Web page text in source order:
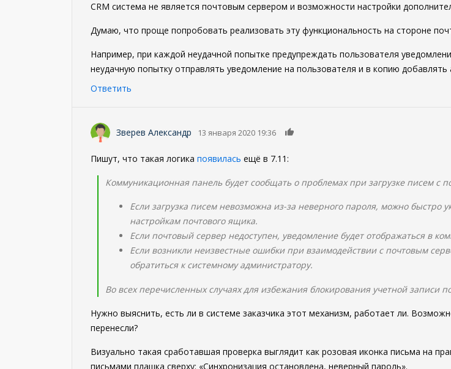
CRM система не является почтовым сервером и возможности настройки
Думаю, что проще попробовать реализовать эту функциональность на стороне
Например, при каждой неудачной попытке предупреждать пользователя
неудачную попытку отправлять уведомление на пользователя и в копию добавлять
Ответить
Зверев Александр 13 января 2020 19:36
Пишут, что такая логика появилась ещё в 7.11:
Коммуникационная панель будет сообщать о проблемах при загрузке писем с
Если загрузка писем невозможна из-за неверного пароля, можно быстро
настройкам почтового ящика.
Если почтовый сервер недоступен, уведомление будет отображаться в
Если возникли неизвестные ошибки при взаимодействии с почтовым
обратиться к системному администратору.
Во всех перечисленных случаях для избежания блокирования учетной записи
Нужно выяснить, есть ли в системе заказчика этот механизм, работает ли.
перенесли?
Визуально такая сработавшая проверка выглядит как розовая иконка письма на
письмами плашка сверху: «Синхронизация остановлена, неверный пароль».